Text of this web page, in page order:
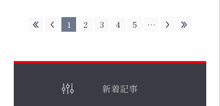
た。同調査によると、同
1 2 3 4 5 …
新着記事